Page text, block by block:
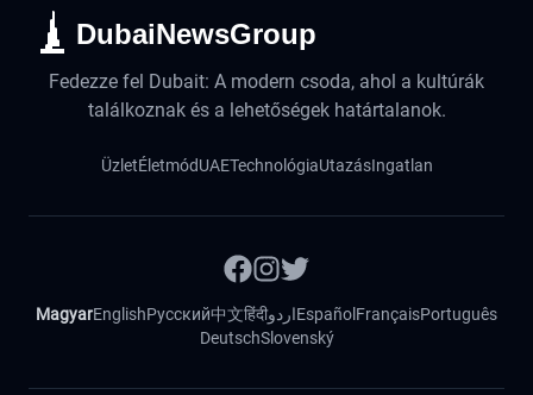
DubaiNewsGroup
Fedezze fel Dubait: A modern csoda, ahol a kultúrák
találkoznak és a lehetőségek határtalanok.
ÜzletÉletmódUAETechnológiaUtazásIngatlan
MagyarEnglishРусский中文हिंदीاردوEspañol FrançaisPortuguês
DeutschSlovenský